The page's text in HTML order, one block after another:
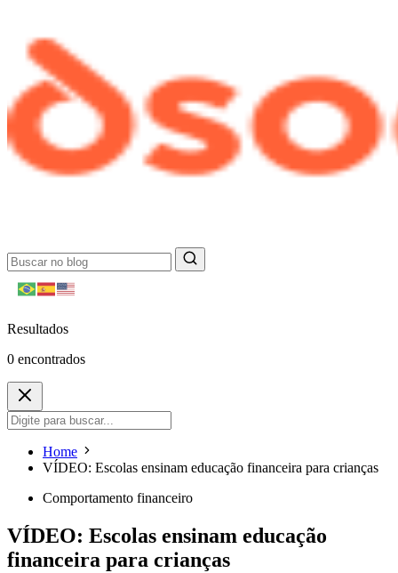
Resultados
0 encontrados
Home
VÍDEO: Escolas ensinam educação financeira para crianças
Comportamento financeiro
VÍDEO: Escolas ensinam educação
financeira para crianças